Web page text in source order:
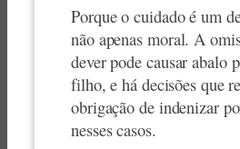
Porque o cuidado é um
não apenas moral. A
dever pode causar abalo
filho, e há decisões que
obrigação de indenizar
nesses casos.